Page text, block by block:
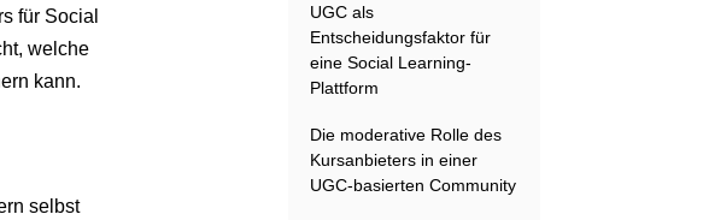
für Social
welche
kann.
selbst
UGC als
Entscheidungsfaktor für
eine Social Learning-
Plattform
Die moderative Rolle des
Kursanbieters in einer
UGC-basierten Community